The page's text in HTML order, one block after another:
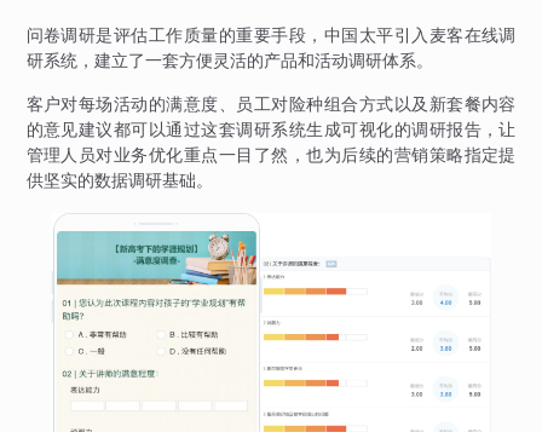
问卷调研是评估工作质量的重要手段，中国太平引入麦客在线调
研系统，建立了一套方便灵活的产品和活动调研体系。
客户对每场活动的满意度、员工对险种组合方式以及新套餐内容
的意见建议都可以通过这套调研系统生成可视化的调研报告，让
管理人员对业务优化重点一目了然，也为后续的营销策略指定提
供坚实的数据调研基础。